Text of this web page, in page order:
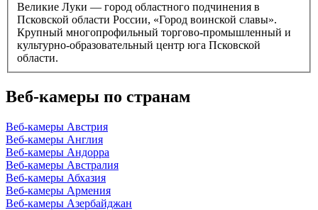
Великие Луки — город областного подчинения в
Псковской области России, «Город воинской славы».
Крупный многопрофильный торгово-промышленный и
культурно-образовательный центр юга Псковской
области.
Веб-камеры по странам
Веб-камеры Австрия
Веб-камеры Англия
Веб-камеры Андорра
Веб-камеры Австралия
Веб-камеры Абхазия
Веб-камеры Армения
Веб-камеры Азербайджан